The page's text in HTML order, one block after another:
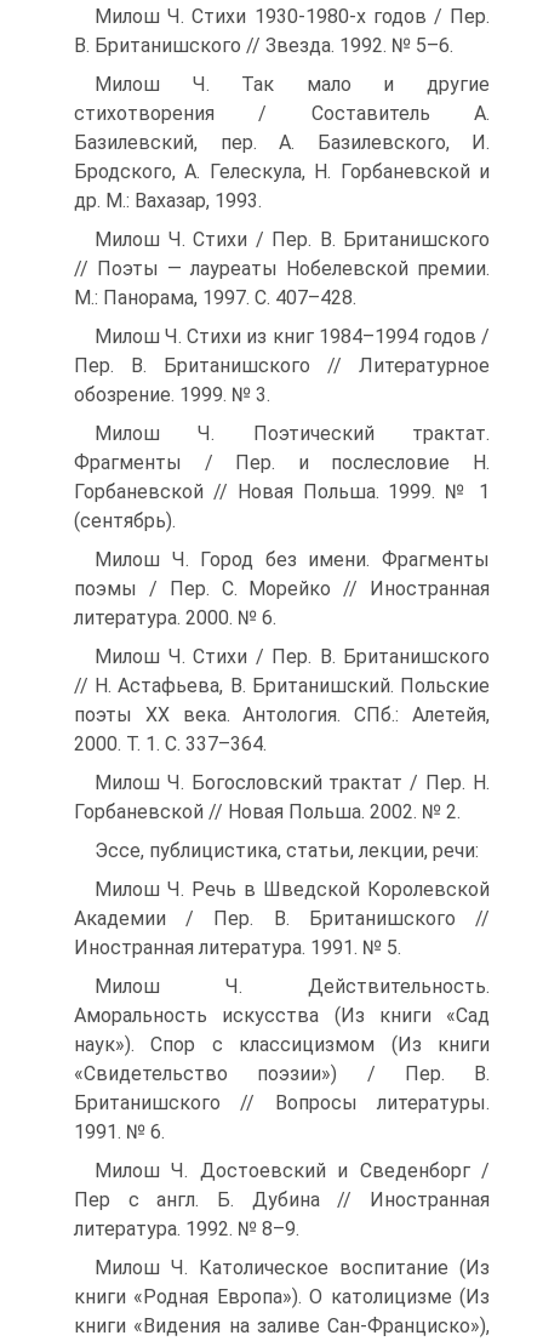
Милош Ч. Стихи 1930-1980-х годов / Пер.
В. Британишского // Звезда. 1992. № 5–6.
Милош Ч. Так мало и другие
стихотворения / Составитель А.
Базилевский, пер. А. Базилевского, И.
Бродского, А. Гелескула, Н. Горбаневской и
др. М.: Вахазар, 1993.
Милош Ч. Стихи / Пер. В. Британишского
// Поэты — лауреаты Нобелевской премии.
М.: Панорама, 1997. С. 407–428.
Милош Ч. Стихи из книг 1984–1994 годов /
Пер. В. Британишского // Литературное
обозрение. 1999. № 3.
Милош Ч. Поэтический трактат.
Фрагменты / Пер. и послесловие Н.
Горбаневской // Новая Польша. 1999. № 1
(сентябрь).
Милош Ч. Город без имени. Фрагменты
поэмы / Пер. С. Морейко // Иностранная
литература. 2000. № 6.
Милош Ч. Стихи / Пер. В. Британишского
// Н. Астафьева, В. Британишский. Польские
поэты XX века. Антология. СПб.: Алетейя,
2000. Т. 1. С. 337–364.
Милош Ч. Богословский трактат / Пер. Н.
Горбаневской // Новая Польша. 2002. № 2.
Эссе, публицистика, статьи, лекции, речи:
Милош Ч. Речь в Шведской Королевской
Академии / Пер. В. Британишского //
Иностранная литература. 1991. № 5.
Милош Ч. Действительность.
Аморальность искусства (Из книги «Сад
наук»). Спор с классицизмом (Из книги
«Свидетельство поэзии») / Пер. В.
Британишского // Вопросы литературы.
1991. № 6.
Милош Ч. Достоевский и Сведенборг /
Пер с англ. Б. Дубина // Иностранная
литература. 1992. № 8–9.
Милош Ч. Католическое воспитание (Из
книги «Родная Европа»). О католицизме (Из
книги «Видения на заливе Сан-Франциско»),